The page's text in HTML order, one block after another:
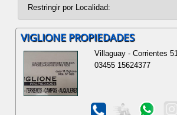
VIGLIONE PROPIEDADES
Villaguay - Corrientes 51
03455 15624377